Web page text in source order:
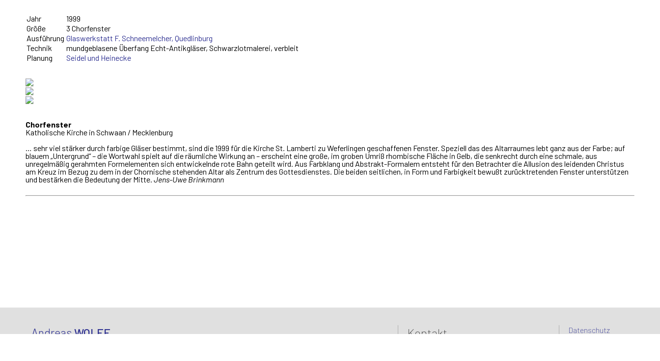
Jahr
1999
Größe
3 Chorfenster
Ausführung Glaswerkstatt F. Schneemelcher, Quedlinburg
Technik
mundgeblasene Überfang Echt-Antikgläser, Schwarzlotmalerei, verbleit
Planung
Seidel und Heinecke
Chorfenster
Katholische Kirche in Schwaan / Mecklenburg
… sehr viel stärker durch farbige Gläser bestimmt, sind die 1999 für die Kirche St. Lamberti zu Weferlingen geschaffenen Fenster. Speziell das des Altarraumes lebt ganz aus der Farbe; auf
blauem „Untergrund“ – die Wortwahl spielt auf die räumliche Wirkung an – erscheint eine große, im groben Umriß rhombische Fläche in Gelb, die senkrecht durch eine schmale, aus
unregelmäßig gerahmten Formelementen sich entwickelnde rote Bahn geteilt wird. Aus Farbklang und Abstrakt-Formalem entsteht für den Betrachter die Allusion des leidenden Christus
am Kreuz im Bezug zu dem in der Chornische stehenden Altar als Zentrum des Gottesdienstes. Die beiden seitlichen, in Form und Farbigkeit bewußt zurücktretenden Fenster unterstützen
und bestärken die Bedeutung der Mitte. Jens-Uwe Brinkmann
AndreasWOLFF Kontakt
Datenschutz